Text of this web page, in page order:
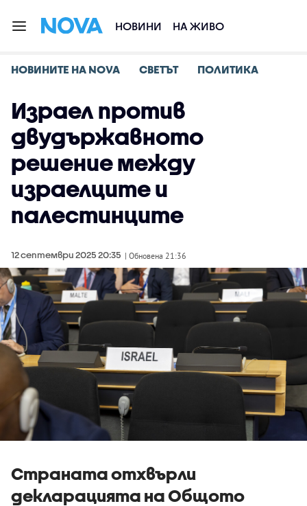
НОВИНИ НА ЖИВО
НОВИНИТЕ НА NOVA СВЕТЪТ ПОЛИТИКА
Израел против
двудържавното
решение между
израелците и
палестинците
12 септември 2025 20:35 | Обновена 21:36
Страната отхвърли
декларацията на Общото